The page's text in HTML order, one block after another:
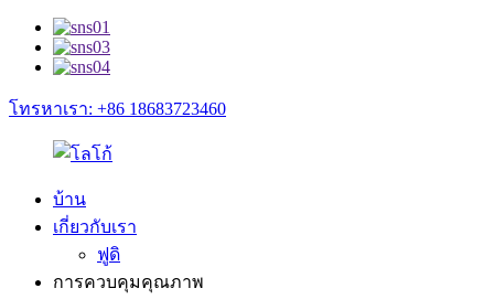
โทรหาเรา: +86 18683723460
บ้าน
เกี่ยวกับเรา
ฟูดิ
การควบคุมคุณภาพ